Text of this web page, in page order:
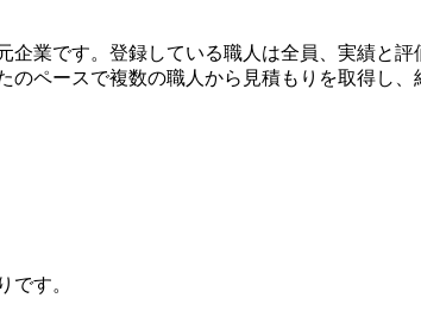
企業です。登録している職人は全員、実績と
ペースで複数の職人から見積もりを取得し、
です。